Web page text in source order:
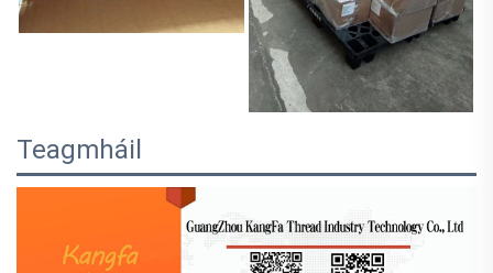
Teagmháil